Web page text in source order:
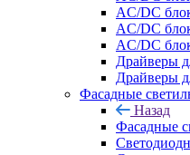
AC/DC
AC/DC
AC/DC
Драйверы
Драйверы
Фасадные
Назад
Фасадные